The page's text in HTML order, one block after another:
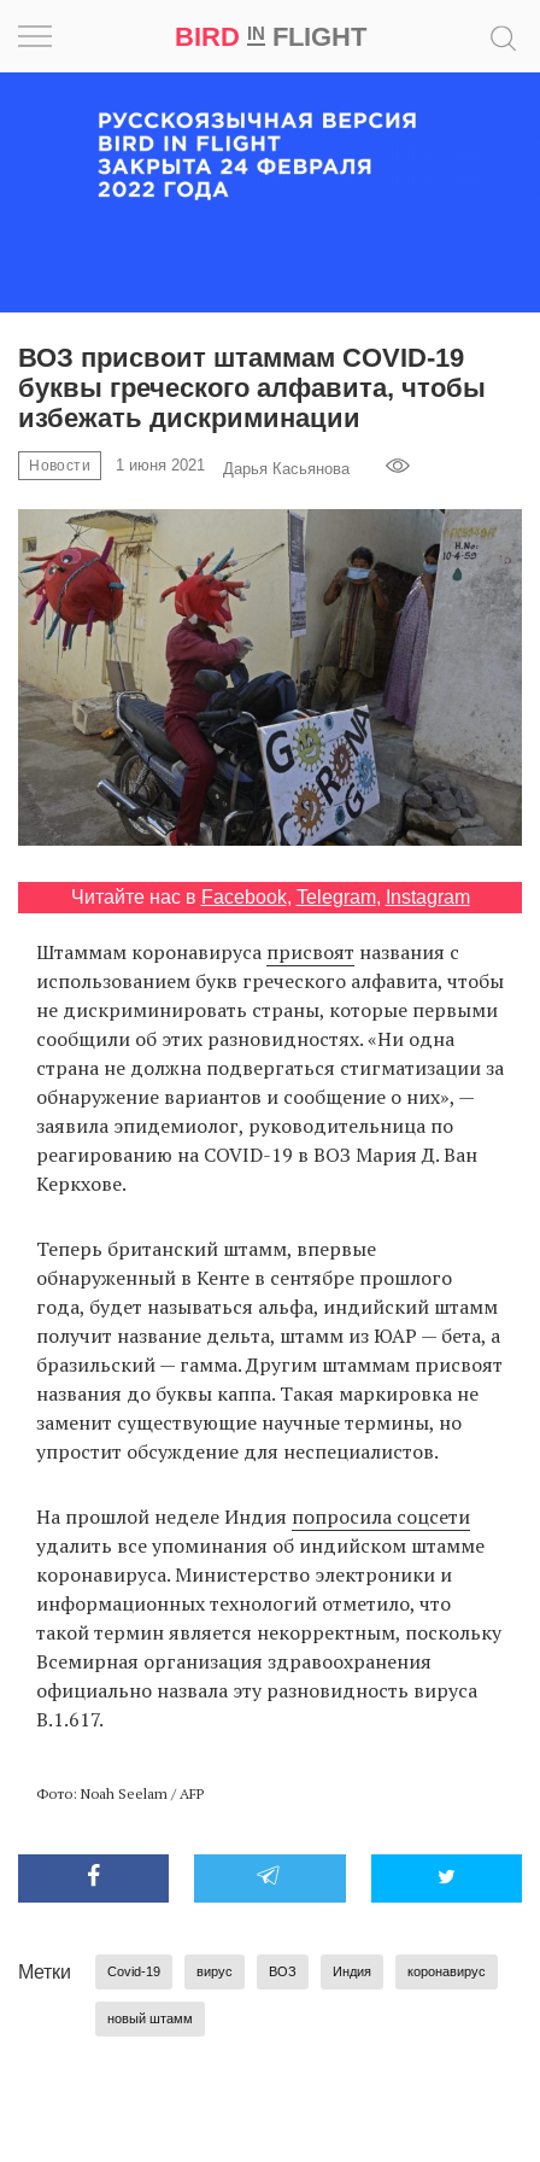
BIRD INFLIGHT
EN
UA
ВОЗ присвоит штаммам COVID-19
буквы греческого алфавита, чтобы
избежать дискриминации
Новости 1 июня 2021 Дарья Касьянова
Читайте нас в Facebook, Telegram, Instagram
Штаммам коронавируса присвоят названия с
использованием букв греческого алфавита, чтобы
не дискриминировать страны, которые первыми
сообщили об этих разновидностях. «Ни одна
страна не должна подвергаться стигматизации за
обнаружение вариантов и сообщение о них», —
заявила эпидемиолог, руководительница по
реагированию на COVID-19 в ВОЗ Мария Д. Ван
Керкхове.
Теперь британский штамм, впервые
обнаруженный в Кенте в сентябре прошлого
года, будет называться альфа, индийский штамм
получит название дельта, штамм из ЮАР — бета, а
бразильский — гамма. Другим штаммам присвоят
названия до буквы каппа. Такая маркировка не
заменит существующие научные термины, но
упростит обсуждение для неспециалистов.
На прошлой неделе Индия попросила соцсети
удалить все упоминания об индийском штамме
коронавируса. Министерство электроники и
информационных технологий отметило, что
такой термин является некорректным, поскольку
Всемирная организация здравоохранения
официально назвала эту разновидность вируса
B.1.617.
Фото: Noah Seelam / AFP
Метки Covid-19 вирус ВОЗ Индия коронавирус
новый штамм